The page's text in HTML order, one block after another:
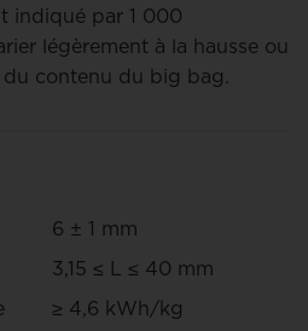
indiqué par 1 000
légèrement à la hausse ou
contenu du big bag.
6 ± 1 mm
3,15 ≤ L ≤ 40 mm
≥ 4,6 kWh/kg